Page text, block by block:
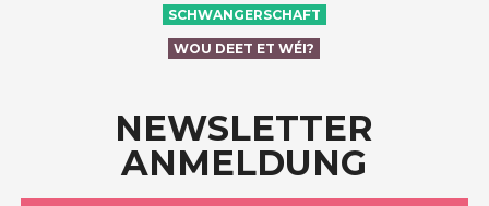
SCHWANGERSCHAFT
WOU DEET ET WÉI?
NEWSLETTER
ANMELDUNG